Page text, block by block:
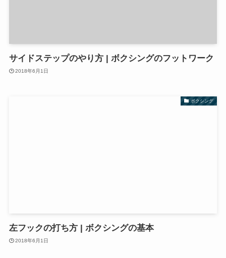
サイドステップのやり方 | ボクシングのフットワーク
2018年6月1日
ボクシング
左フックの打ち方 | ボクシングの基本
2018年6月1日